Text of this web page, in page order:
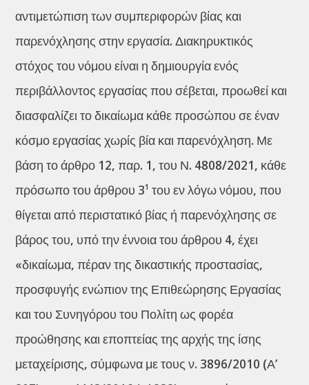
αντιμετώπιση των συμπεριφορών βίας και
παρενόχλησης στην εργασία. Διακηρυκτικός
στόχος του νόμου είναι η δημιουργία ενός
περιβάλλοντος εργασίας που σέβεται, προωθεί και
διασφαλίζει το δικαίωμα κάθε προσώπου σε έναν
κόσμο εργασίας χωρίς βία και παρενόχληση. Με
βάση το άρθρο 12, παρ. 1, του Ν. 4808/2021, κάθε
πρόσωπο του άρθρου 3¹ του εν λόγω νόμου, που
θίγεται από περιστατικό βίας ή παρενόχλησης σε
βάρος του, υπό την έννοια του άρθρου 4, έχει
«δικαίωμα, πέραν της δικαστικής προστασίας,
προσφυγής ενώπιον της Επιθεώρησης Εργασίας
και του Συνηγόρου του Πολίτη ως φορέα
προώθησης και εποπτείας της αρχής της ίσης
μεταχείρισης, σύμφωνα με τους ν. 3896/2010 (Α’